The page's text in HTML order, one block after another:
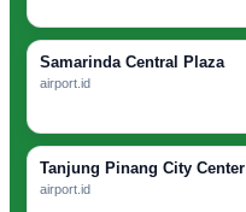
Samarinda Central Plaza
airport.id
Tanjung Pinang City Center
airport.id